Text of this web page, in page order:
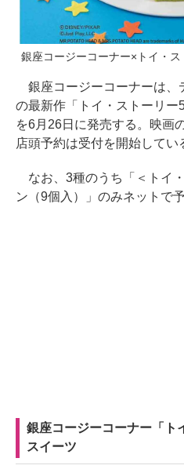
銀座コージーコーナー×トイ・
銀座コージーコーナーは、
の最新作「トイ・ストーリ
を6月26日に発売する。映画
店頭予約は受付を開始してい
なお、3種のうち「＜トイ
ン（9個入）」のみネットで
銀座コージーコーナー「ト
スイーツ